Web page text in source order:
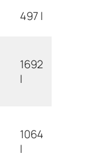
497 l
1692
l
1064
l